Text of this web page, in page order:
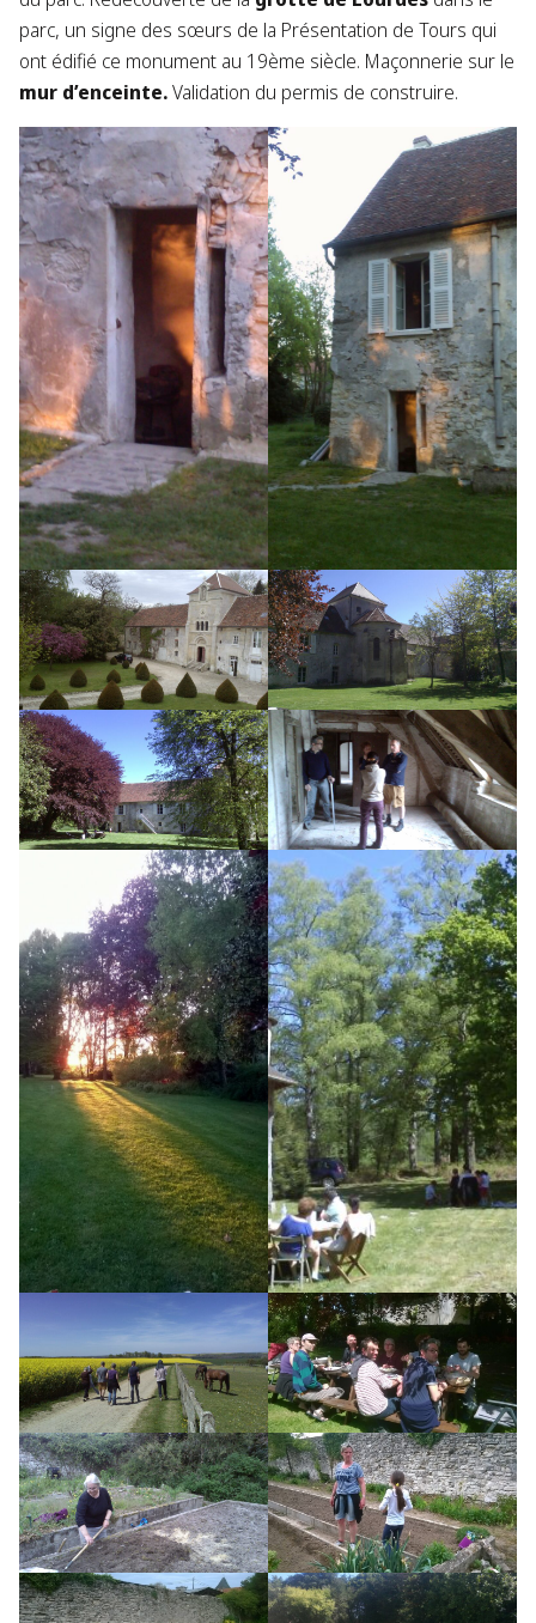
parc, un signe des sœurs de la Présentation de Tours qui
ont édifié ce monument au 19ème siècle. ​Maçonnerie sur le
mur d’enceinte.Validation du permis de construire.​